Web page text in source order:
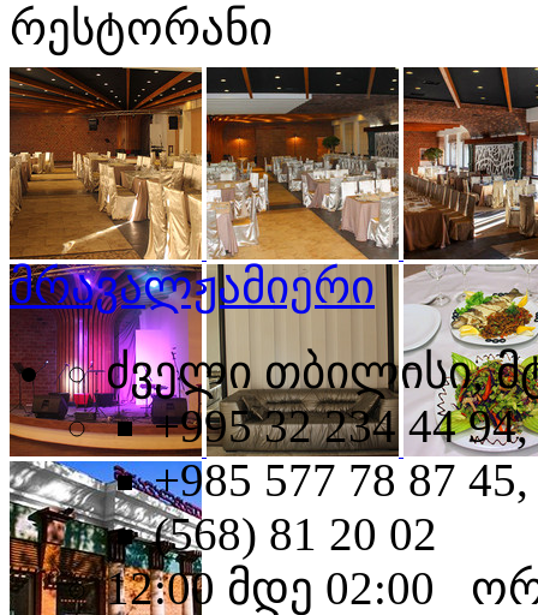
რესტორანი
მრავალჟამიერი
ძველი თბილისი,
+995 32 234 44 94,
+985 577 78 87 45,
(568) 81 20 02
12:00 მდე 02:00